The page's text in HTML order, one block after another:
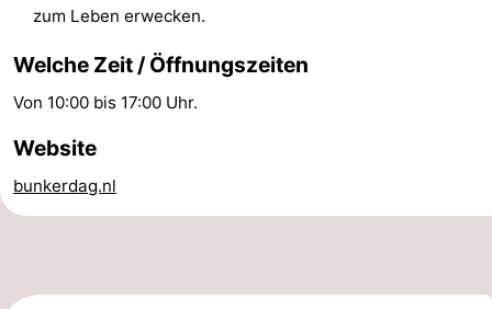
-
Schwimmbader
-
Radfahren
-
Reiten
zum Leben erwecken.
Welche Zeit / Öffnungszeiten
Von 10:00 bis 17:00 Uhr.
Website
bunkerdag.nl